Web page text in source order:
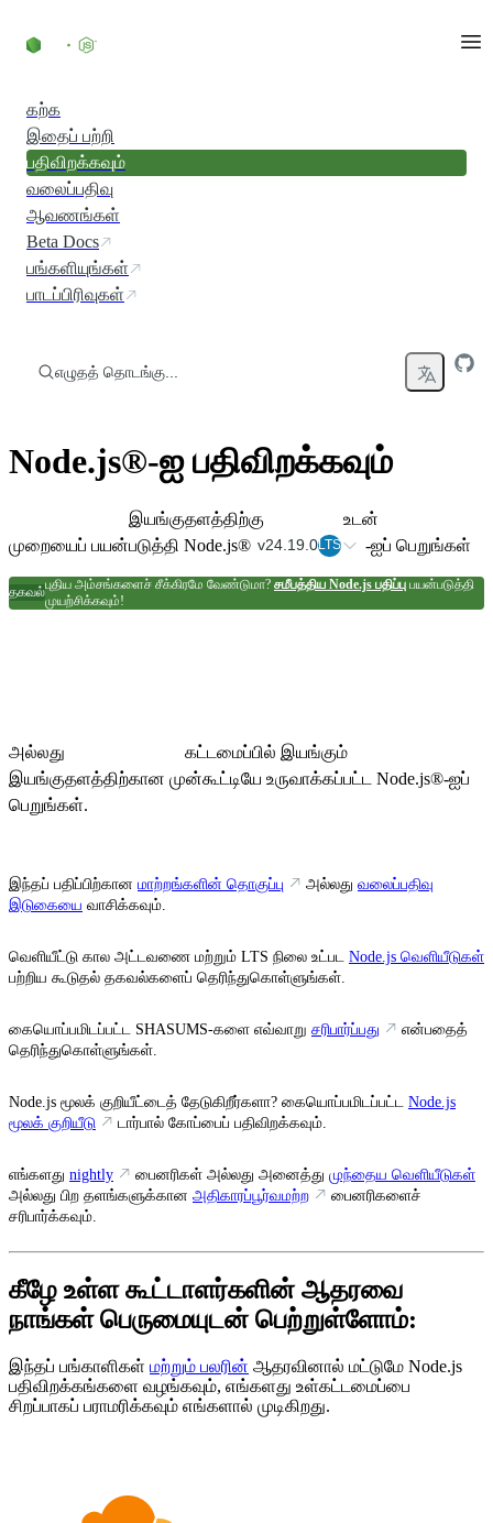
கற்க
இதைப் பற்றி
பதிவிறக்கவும்
வலைப்பதிவு
ஆவணங்கள்
Beta Docs
பங்களியுங்கள்
பாடப்பிரிவுகள்
எழுதத் தொடங்கு...
Node.js®-ஐ பதிவிறக்கவும்
இயங்குதளத்திற்கு
உடன்
முறையைப் பயன்படுத்தி Node.js® v24.19.0LTS -ஐப் பெறுங்கள்
தகவல்
புதிய அம்சங்களைச் சீக்கிரமே வேண்டுமா? சமீபத்திய Node.js பதிப்பு பயன்படுத்தி
முயற்சிக்கவும்!
அல்லது
கட்டமைப்பில் இயங்கும்
இயங்குதளத்திற்கான முன்கூட்டியே உருவாக்கப்பட்ட Node.js®-ஐப்
பெறுங்கள்.
இந்தப் பதிப்பிற்கான மாற்றங்களின் தொகுப்பு அல்லது வலைப்பதிவு
இடுகையை வாசிக்கவும்.
வெளியீட்டு கால அட்டவணை மற்றும் LTS நிலை உட்பட Node.js வெளியீடுகள்
பற்றிய கூடுதல் தகவல்களைப் தெரிந்துகொள்ளுங்கள்.
கையொப்பமிடப்பட்ட SHASUMS-களை எவ்வாறு சரிபார்ப்பது
என்பதைத்
தெரிந்துகொள்ளுங்கள்.
Node.js மூலக் குறியீட்டைத் தேடுகிறீர்களா? கையொப்பமிடப்பட்ட Node.js
மூலக் குறியீடு
டார்பால் கோப்பைப் பதிவிறக்கவும்.
எங்களது nightly பைனரிகள் அல்லது அனைத்து முந்தைய வெளியீடுகள்
அல்லது பிற தளங்களுக்கான அதிகாரப்பூர்வமற்ற
பைனரிகளைச்
சரிபார்க்கவும்.
கீழே உள்ள கூட்டாளர்களின் ஆதரவை
நாங்கள் பெருமையுடன் பெற்றுள்ளோம்:
இந்தப் பங்காளிகள் மற்றும் பலரின் ஆதரவினால் மட்டுமே Node.js
பதிவிறக்கங்களை வழங்கவும், எங்களது உள்கட்டமைப்பை
சிறப்பாகப் பராமரிக்கவும் எங்களால் முடிகிறது.